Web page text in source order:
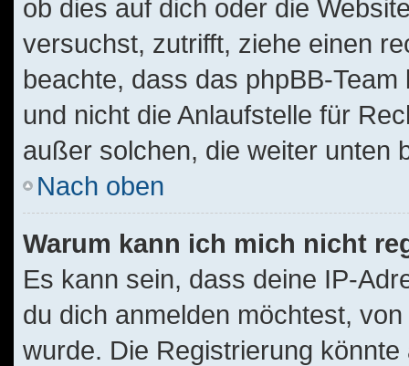
ob dies auf dich oder die
versuchst, zutrifft, ziehe einen
beachte, dass das phpBB-
und nicht die Anlaufstelle für
außer solchen, die weiter unten
Nach oben
Warum kann ich mich nicht
Es kann sein, dass deine IP-
du dich anmelden möchtest,
wurde. Die Registrierung